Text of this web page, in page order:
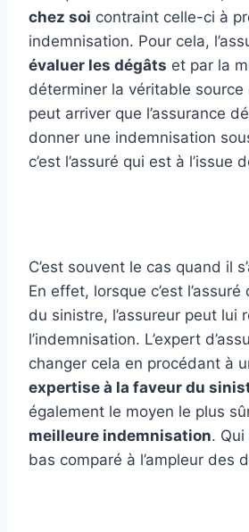
chez soi contraint celle-ci à
indemnisation. Pour cela,
évaluer les dégâts et par la
déterminer la véritable source
peut arriver que l’assurance
donner une indemnisation
c’est l’assuré qui est à l’issue
C’est souvent le cas quand il
En effet, lorsque c’est l’assuré
du sinistre, l’assureur peut lui
l’indemnisation. L’expert
changer cela en procédant à
expertise à la faveur du
également le moyen le plus
meilleure indemnisation.
bas comparé à l’ampleur des